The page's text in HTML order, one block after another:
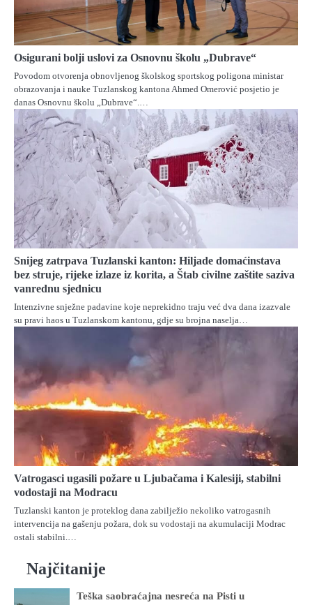
Osigurani bolji uslovi za Osnovnu školu „Dubrave“
Povodom otvorenja obnovljenog školskog sportskog poligona ministar
obrazovanja i nauke Tuzlanskog kantona Ahmed Omerović posjetio je
danas Osnovnu školu „Dubrave“.…
Snijeg zatrpava Tuzlanski kanton: Hiljade domaćinstava
bez struje, rijeke izlaze iz korita, a Štab civilne zaštite saziva
vanrednu sjednicu
Intenzivne snježne padavine koje neprekidno traju već dva dana izazvale
su pravi haos u Tuzlanskom kantonu, gdje su brojna naselja…
Vatrogasci ugasili požare u Ljubačama i Kalesiji, stabilni
vodostaji na Modracu
Tuzlanski kanton je proteklog dana zabilježio nekoliko vatrogasnih
intervencija na gašenju požara, dok su vodostaji na akumulaciji Modrac
ostali stabilni.…
Najčitanije
Teška saobraćajna nesreća na Pisti u